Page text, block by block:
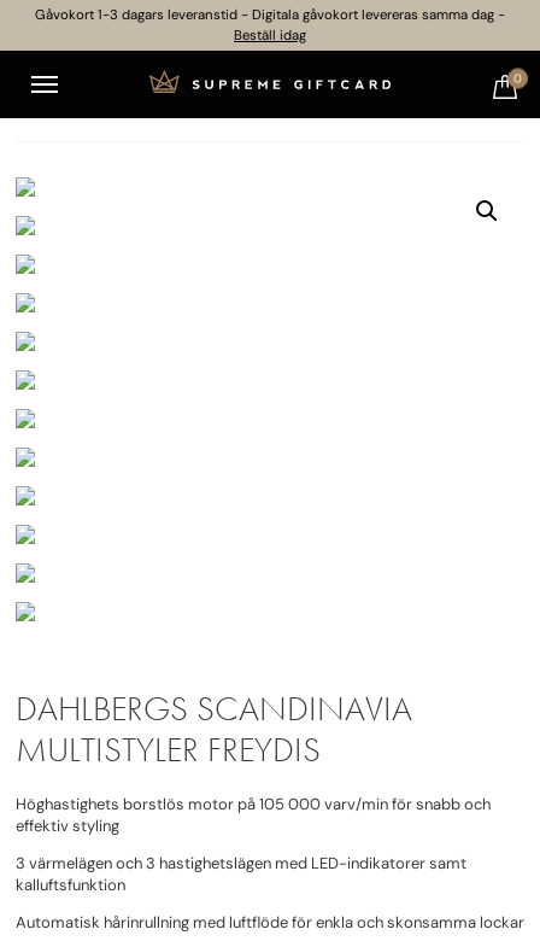
Gåvokort 1-3 dagars leveranstid - Digitala gåvokort levereras samma dag -
Beställ idag
0
DAHLBERGS SCANDINAVIA
MULTISTYLER FREYDIS
Höghastighets borstlös motor på 105 000 varv/min för snabb och
effektiv styling
3 värmelägen och 3 hastighetslägen med LED-indikatorer samt
kalluftsfunktion
Automatisk hårinrullning med luftflöde för enkla och skonsamma lockar